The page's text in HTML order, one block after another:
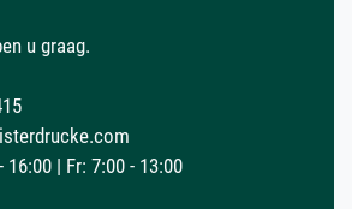
u graag.
16:00 | Fr: 7:00 - 13:00